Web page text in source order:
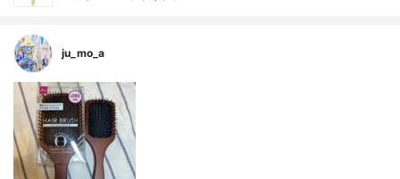
ju_mo_a